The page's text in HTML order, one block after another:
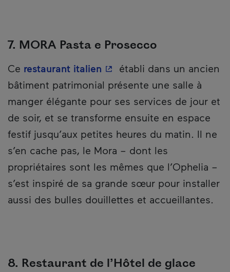
7. MORA Pasta e Prosecco
Ce restaurant italien - Cet hyperlien s'ouvrira
établi dans un ancien
bâtiment patrimonial présente une salle à
manger élégante pour ses services de jour et
de soir, et se transforme ensuite en espace
festif jusqu’aux petites heures du matin. Il ne
s’en cache pas, le Mora – dont les
propriétaires sont les mêmes que l’Ophelia –
s’est inspiré de sa grande sœur pour installer
aussi des bulles douillettes et accueillantes.
8. Restaurant de l’Hôtel de glace